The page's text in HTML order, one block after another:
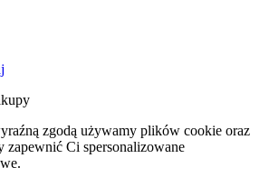
zgodą używamy plików cookie oraz
zapewnić Ci spersonalizowane